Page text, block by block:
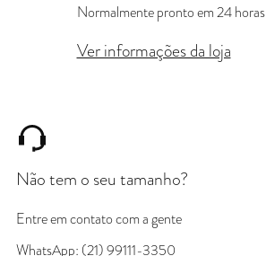
Normalmente pronto em 24 horas
Ver informações da loja
Não tem o seu tamanho?
Entre em contato com a gente
WhatsApp: (21) 99111-3350